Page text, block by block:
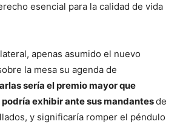
esencial para la calidad de vida
apenas asumido el nuevo
la mesa su agenda de
sería el premio mayor que
exhibir ante sus mandantesde
y significaría romper el péndulo